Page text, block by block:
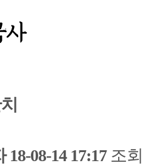
18-08-14 17:17조회